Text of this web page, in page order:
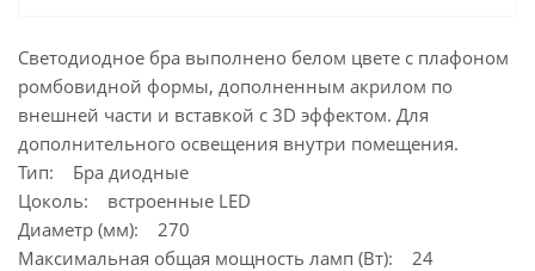
Светодиодное бра выполнено белом цвете с плафоном
ромбовидной формы, дополненным акрилом по
внешней части и вставкой с 3D эффектом. Для
дополнительного освещения внутри помещения.
Тип: Бра диодные
Цоколь: встроенные LED
Диаметр (мм): 270
Максимальная общая мощность ламп (Вт): 24